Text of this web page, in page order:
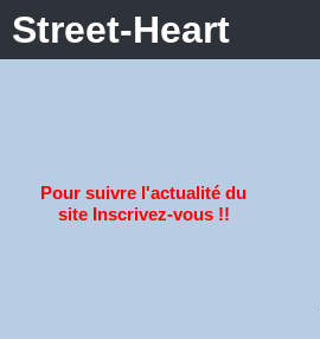
Street-Heart
Pour suivre l'actualité du
site Inscrivez-vous !!